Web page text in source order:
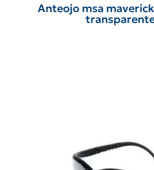
Anteojo msa